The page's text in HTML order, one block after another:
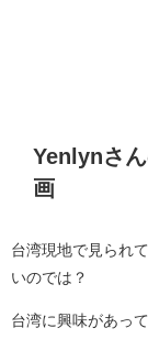
Yenlynさん
画
台湾現地で見られ
いのでは？
台湾に興味があっ